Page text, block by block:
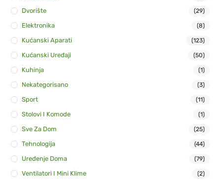
Dvorište (29)
Elektronika (8)
Kućanski Aparati (123)
Kućanski Uređaji (50)
Kuhinja (1)
Nekategorisano (3)
Sport (11)
Stolovi I Komode (1)
Sve Za Dom (25)
Tehnologija (44)
Uređenje Doma (79)
Ventilatori I Mini Klime (2)